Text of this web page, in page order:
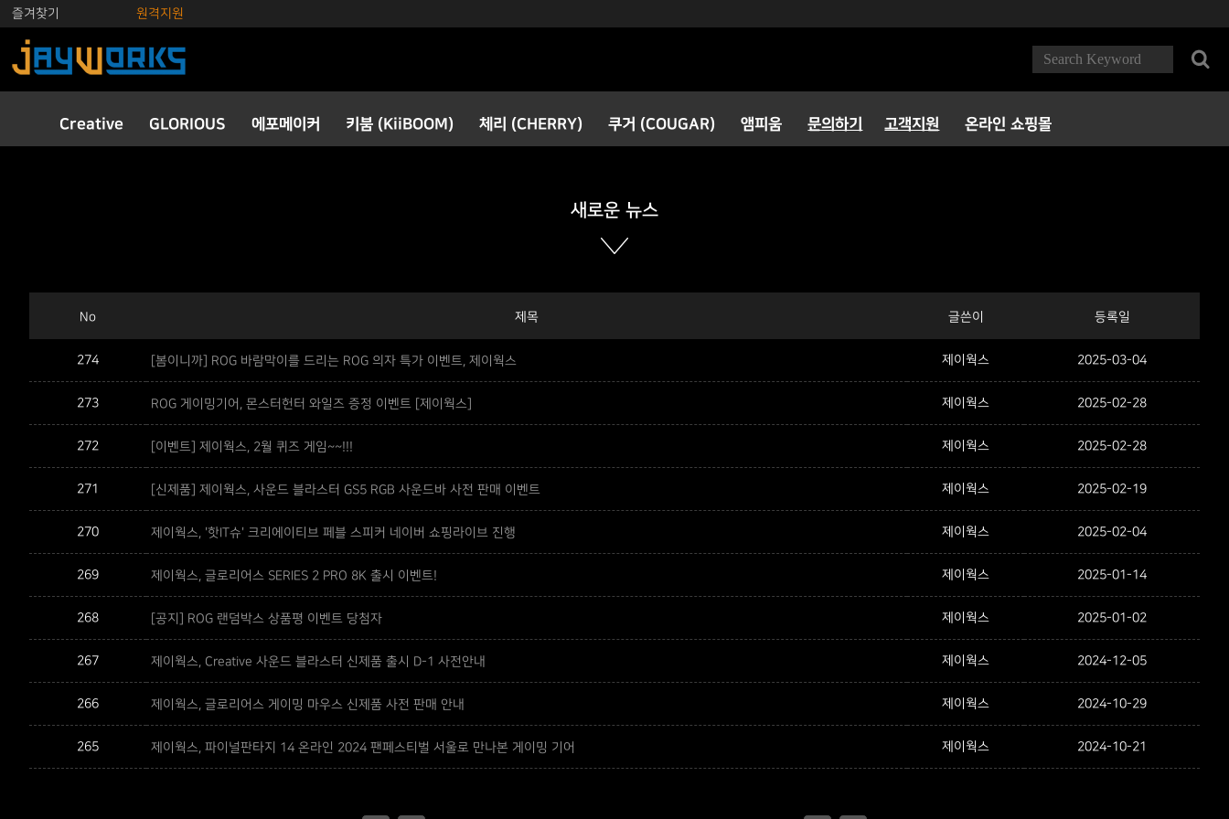
즐겨찾기 원격지원
Creative GLORIOUS 에포메이커 키붐 (KiiBOOM) 체리 (CHERRY) 쿠거 (COUGAR) 앰피움 문의하기 고객지원 온라인 쇼핑몰
새로운 뉴스
No 제목 글쓴이 등록일
274 [봄이니까] ROG 바람막이를 드리는 ROG 의자 특가 이벤트, 제이웍스 제이웍스 2025-03-04
273 ROG 게이밍기어, 몬스터헌터 와일즈 증정 이벤트 [제이웍스] 제이웍스 2025-02-28
272 [이벤트] 제이웍스, 2월 퀴즈 게임~~!!! 제이웍스 2025-02-28
271 [신제품] 제이웍스, 사운드 블라스터 GS5 RGB 사운드바 사전 판매 이벤트 제이웍스 2025-02-19
270 제이웍스, '핫IT슈' 크리에이티브 페블 스피커 네이버 쇼핑라이브 진행 제이웍스 2025-02-04
269 제이웍스, 글로리어스 SERIES 2 PRO 8K 출시 이벤트! 제이웍스 2025-01-14
268 [공지] ROG 랜덤박스 상품평 이벤트 당첨자 제이웍스 2025-01-02
267 제이웍스, Creative 사운드 블라스터 신제품 출시 D-1 사전안내 제이웍스 2024-12-05
266 제이웍스, 글로리어스 게이밍 마우스 신제품 사전 판매 안내 제이웍스 2024-10-29
265 제이웍스, 파이널판타지 14 온라인 2024 팬페스티벌 서울로 만나본 게이밍 기어 제이웍스 2024-10-21